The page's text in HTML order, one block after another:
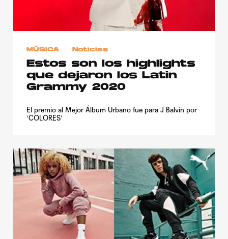
MÚSICA Noticias
Estos son los highlights
que dejaron los Latin
Grammy 2020
El premio al Mejor Álbum Urbano fue para J Balvin por
'COLORES'